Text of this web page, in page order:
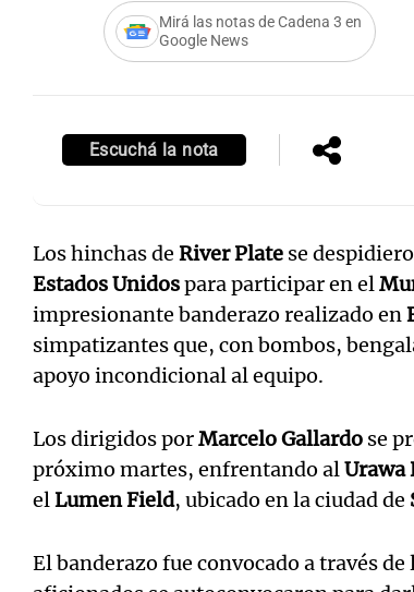
Mirá las notas de Cadena 3 en
Google News
Escuchá la nota
Los hinchas de River Plate se
Estados Unidospara participar en el
impresionante banderazo realizado en
simpatizantes que, con bombos,
apoyo incondicional al equipo.
Los dirigidos porMarcelo Gallardo se
próximo martes, enfrentando alUrawa
elLumen Field, ubicado en la ciudad de
El banderazo fue convocado a través